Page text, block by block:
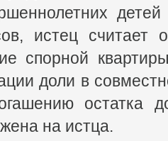
истец считает
спорной
доли в
остатка
на истца.